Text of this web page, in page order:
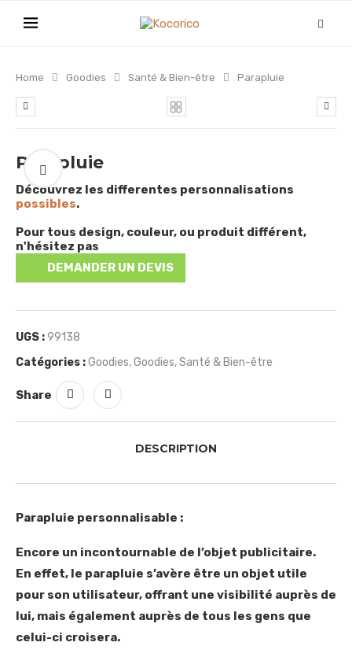
Home Goodies Santé & Bien-être Parapluie
Parapluie
Découvrez les differentes personnalisations
possibles.
Pour tous design, couleur, ou produit différent,
n'hésitez pas
DEMANDER UN DEVIS
UGS :99138
Catégories :Goodies,Goodies,Santé & Bien-être
Share
DESCRIPTION
Parapluie personnalisable :
Encore un incontournable de l’objet publicitaire.
En effet, le parapluie s’avère être un objet utile
pour son utilisateur, offrant une visibilité auprès de
lui, mais également auprès de tous les gens que
celui-ci croisera.